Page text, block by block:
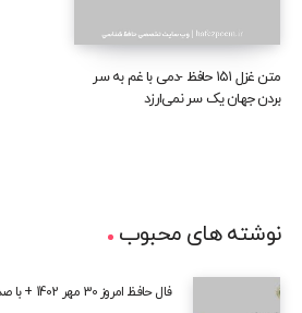
متن غزل ۱۵۱ حافظ -دمی با غم به سر
بردن جهان یک سر نمی‌ارزد
نوشته های محبوب
فال حافظ امروز 30 مهر 1402 + با صدای دلنشین فریدون فرح‌اندوز